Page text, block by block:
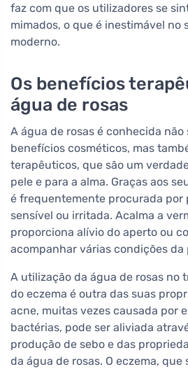
faz com que os utilizadores se
mimados, o que é inestimável no
moderno.
Os benefícios
água de rosas
A água de rosas é conhecida não
benefícios cosméticos, mas
terapêuticos, que são um
pele e para a alma. Graças aos
é frequentemente procurada por
sensível ou irritada. Acalma a
proporciona alívio do aperto ou
acompanhar várias condições da
A utilização da água de rosas no
do eczema é outra das suas
acne, muitas vezes causada por
bactérias, pode ser aliviada
produção de sebo e das
da água de rosas. O eczema,